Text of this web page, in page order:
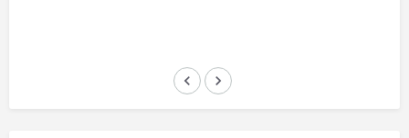
keyboard_arrow_left keyboard_arrow_right